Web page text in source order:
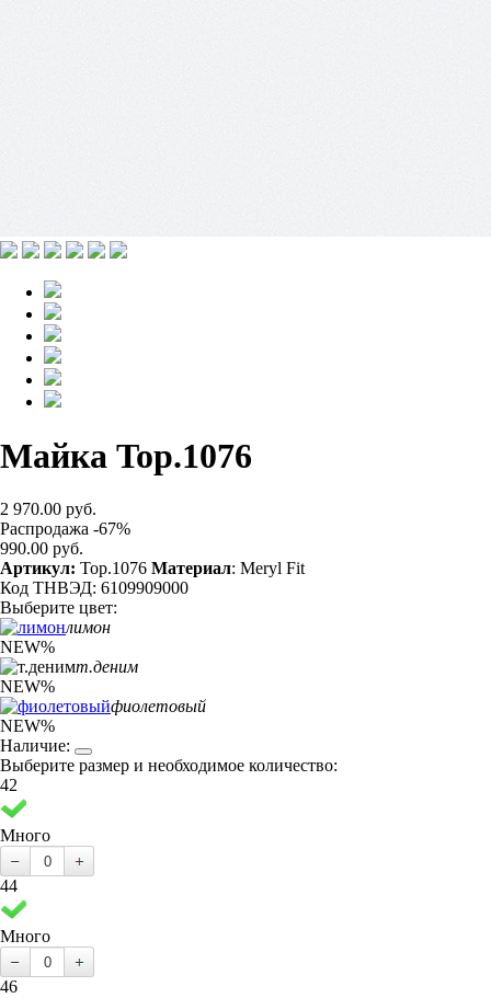
Майка Top.1076
2 970.00 руб.
Распродажа -67%
990.00 руб.
Артикул: Top.1076 Материал: Meryl Fit
Код ТНВЭД: 6109909000
Выберите цвет:
лимон
NEW%
т.деним
NEW%
фиолетовый
NEW%
Наличие:
Выберите размер и необходимое количество:
42
Много
44
Много
46